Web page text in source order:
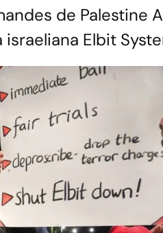
de Palestine
Elbit